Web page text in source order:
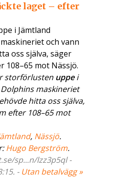
laget – efter
i Jämtland
och vann
oss själva, säger
108–65 mot Nässjö.
storförlusten uppei
maskineriet
hitta oss själva,
efter 108–65 mot
, Nässjö.
Hugo Bergström.
sp...n/lzz3p5ql -
- Utan betalvägg »